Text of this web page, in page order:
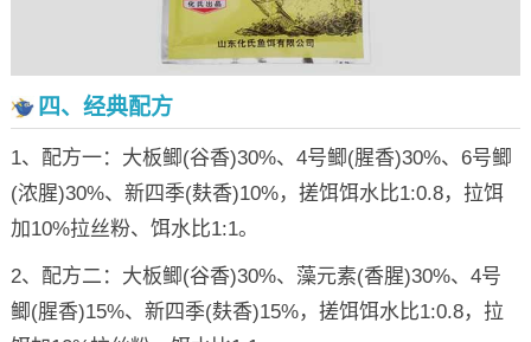
四、经典配方
1、配方一：大板鲫(谷香)30%、4号鲫(腥香)30%、6号鲫
(浓腥)30%、新四季(麸香)10%，搓饵饵水比1:0.8，拉饵
加10%拉丝粉、饵水比1:1。
2、配方二：大板鲫(谷香)30%、藻元素(香腥)30%、4号
鲫(腥香)15%、新四季(麸香)15%，搓饵饵水比1:0.8，拉